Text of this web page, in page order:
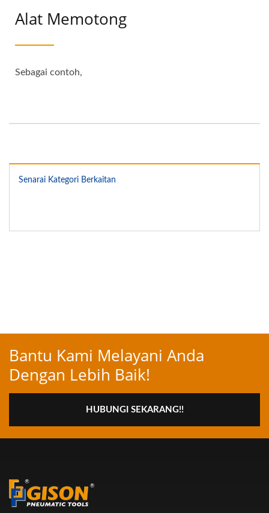
Alat Memotong
Sebagai contoh,
Senarai Kategori Berkaitan
Bantu Kami Melayani Anda
Dengan Lebih Baik!
HUBUNGI SEKARANG!!